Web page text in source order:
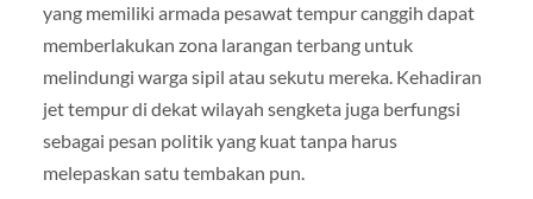
yang memiliki armada pesawat tempur canggih dapat
memberlakukan zona larangan terbang untuk
melindungi warga sipil atau sekutu mereka. Kehadiran
jet tempur di dekat wilayah sengketa juga berfungsi
sebagai pesan politik yang kuat tanpa harus
melepaskan satu tembakan pun.